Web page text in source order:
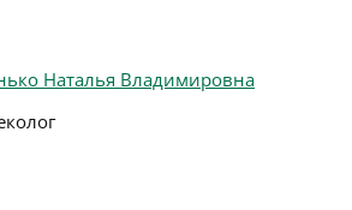
Наталья Владимировна